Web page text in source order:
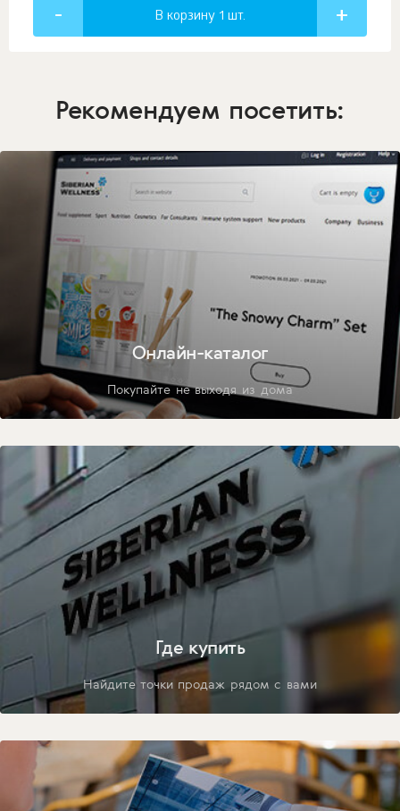
В корзину 1 шт.
Рекомендуем посетить:
Онлайн-каталог
Покупайте не выходя из дома
Где купить
Найдите точки продаж рядом с вами